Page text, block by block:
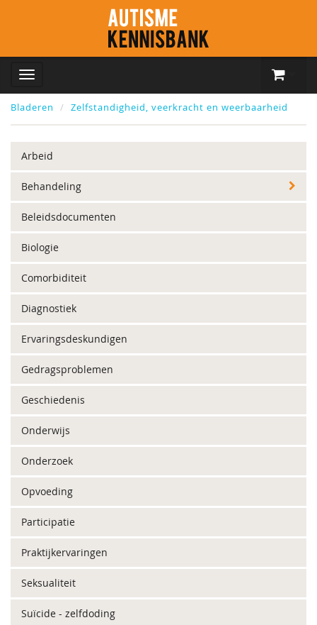
Bladeren Zelfstandigheid, veerkracht en weerbaarheid
Arbeid
Behandeling
Beleidsdocumenten
Biologie
Comorbiditeit
Diagnostiek
Ervaringsdeskundigen
Gedragsproblemen
Geschiedenis
Onderwijs
Onderzoek
Opvoeding
Participatie
Praktijkervaringen
Seksualiteit
Suïcide - zelfdoding